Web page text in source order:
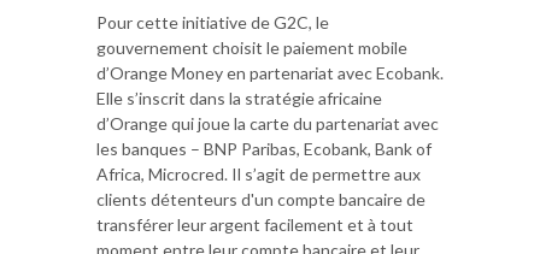
Pour cette initiative de G2C, le
gouvernement choisit le paiement mobile
d’Orange Money en partenariat avec Ecobank.
Elle s’inscrit dans la stratégie africaine
d’Orange qui joue la carte du partenariat avec
les banques – BNP Paribas, Ecobank, Bank of
Africa, Microcred. Il s’agit de permettre aux
clients détenteurs d'un compte bancaire de
transférer leur argent facilement et à tout